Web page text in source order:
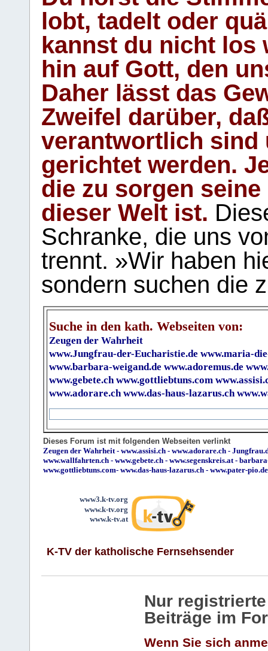
lobt, tadelt oder
kannst du nicht los
hin auf Gott, den
Daher lässt das
Zweifel darüber,
verantwortlich sind
gerichtet werden.
die zu sorgen
dieser Welt ist.
Schranke, die uns
trennt. »Wir haben
sondern suchen die
Suche in den kath. Webseiten von:
Zeugen der Wahrheit
www.Jungfrau-der-Eucharistie.de www.maria-
www.barbara-weigand.de www.adoremus.de
www.gebete.ch www.gottliebtuns.com
www.adorare.ch www.das-haus-lazarus.ch
Dieses Forum ist mit folgenden Webseiten verlinkt
Zeugen der Wahrheit- www.assisi.ch - www.adorare.ch -
www.wallfahrten.ch - www.gebete.ch - www.segenskreis.at-
www.gottliebtuns.com- www.das-haus-lazarus.ch - www.pater-pio.de
www3.k-tv.org
www.k-tv.org
www.k-tv.at
K-TV der katholische Fernsehsender
Nur
Beiträge im
Wenn Sie sich